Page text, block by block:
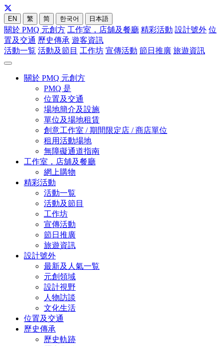
EN 繁 简 한국어 日本語
關於 PMQ 元創方 工作室，店舖及餐廳 精彩活動 設計號外 位
置及交通 歷史傳承 遊客資訊
活動一覧 活動及節目 工作坊 宣傳活動 節日推廣 旅遊資訊
關於 PMQ 元創方
PMQ 是
位置及交通
場地簡介及設施
單位及場地租賃
創意工作室 / 期間限定店 / 商店單位
租用活動場地
無障礙通道指南
工作室，店舖及餐廳
網上購物
精彩活動
活動一覧
活動及節目
工作坊
宣傳活動
節日推廣
旅遊資訊
設計號外
最新及人氣一覧
元創領域
設計視野
人物訪談
文化生活
位置及交通
歷史傳承
歷史軌跡